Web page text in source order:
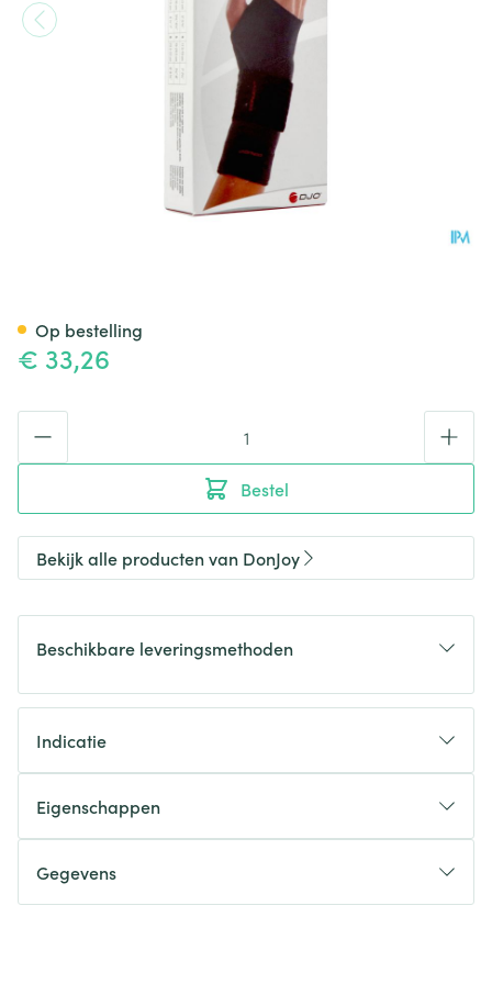
€ 33,26
Bestel
Op bestelling
Bekijk alle producten van DonJoy
Beschikbare leveringsmethoden
Indicatie
Eigenschappen
Gegevens